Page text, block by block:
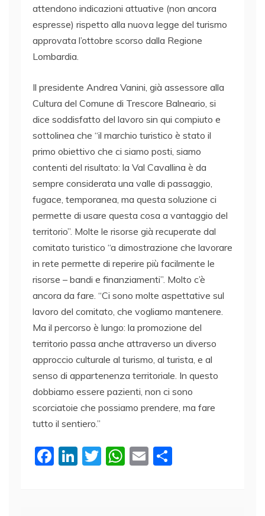
attendono indicazioni attuative (non ancora
espresse) rispetto alla nuova legge del turismo
approvata l’ottobre scorso dalla Regione
Lombardia.
Il presidente Andrea Vanini, già assessore alla
Cultura del Comune di Trescore Balneario, si
dice soddisfatto del lavoro sin qui compiuto e
sottolinea che “il marchio turistico è stato il
primo obiettivo che ci siamo posti, siamo
contenti del risultato: la Val Cavallina è da
sempre considerata una valle di passaggio,
fugace, temporanea, ma questa soluzione ci
permette di usare questa cosa a vantaggio del
territorio”. Molte le risorse già recuperate dal
comitato turistico “a dimostrazione che lavorare
in rete permette di reperire più facilmente le
risorse – bandi e finanziamenti”. Molto c’è
ancora da fare. “Ci sono molte aspettative sul
lavoro del comitato, che vogliamo mantenere.
Ma il percorso è lungo: la promozione del
territorio passa anche attraverso un diverso
approccio culturale al turismo, al turista, e al
senso di appartenenza territoriale. In questo
dobbiamo essere pazienti, non ci sono
scorciatoie che possiamo prendere, ma fare
tutto il sentiero.”
F
Li T
W E